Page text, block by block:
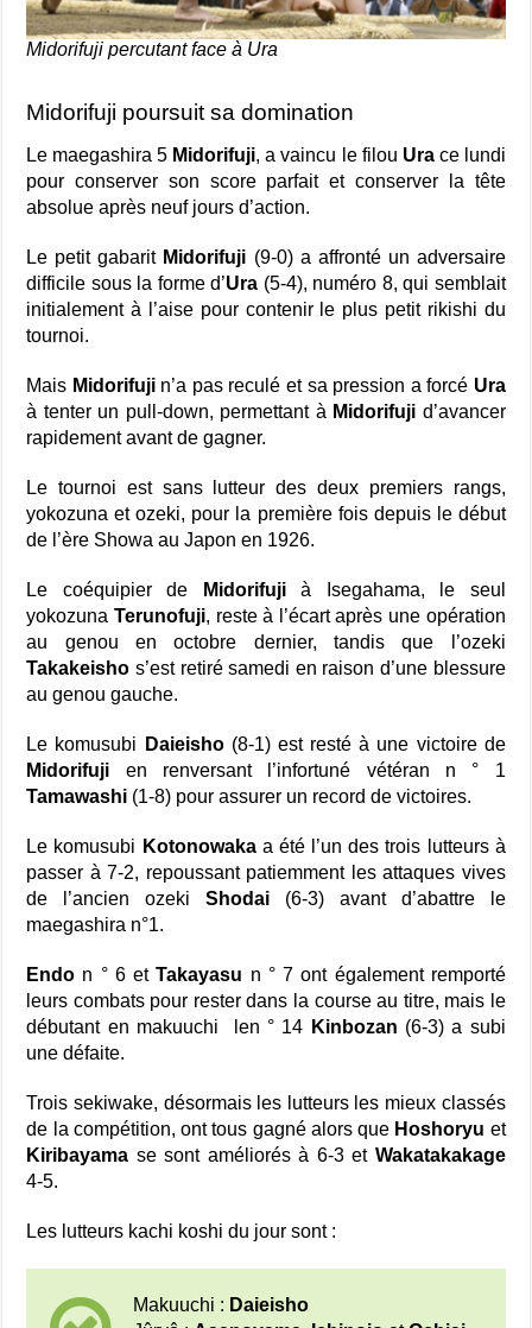
Midorifuji percutant face à Ura
Midorifuji poursuit sa domination
Le maegashira 5 Midorifuji, a vaincu le filou Urace lundi
pour conserver son score parfait et conserver la tête
absolue après neuf jours d’action.
Le petit gabarit Midorifuji (9-0) a affronté un adversaire
difficile sous la forme d’Ura (5-4), numéro 8, qui semblait
initialement à l’aise pour contenir le plus petit rikishi du
tournoi.
Mais Midorifujin’a pas reculé et sa pression a forcé Ura
à tenter un pull-down, permettant à Midorifuji d’avancer
rapidement avant de gagner.
Le tournoi est sans lutteur des deux premiers rangs,
yokozuna et ozeki, pour la première fois depuis le début
de l’ère Showa au Japon en 1926.
Le coéquipier de Midorifujià Isegahama, le seul
yokozuna Terunofuji, reste à l’écart après une opération
au genou en octobre dernier, tandis que l’ozeki
Takakeisho s’est retiré samedi en raison d’une blessure
au genou gauche.
Le komusubi Daieisho(8-1) est resté à une victoire de
Midorifuji en renversant l’infortuné vétéran n ° 1
Tamawashi (1-8) pour assurer un record de victoires.
Le komusubi Kotonowakaa été l’un des trois lutteurs à
passer à 7-2, repoussant patiemment les attaques vives
de l’ancien ozekiShodai (6-3) avant d’abattre le
maegashira n°1.
Endo n ° 6 etTakayasu n ° 7 ont également remporté
leurs combats pour rester dans la course au titre, mais le
débutant en makuuchi len ° 14 Kinbozan (6-3) a subi
une défaite.
Trois sekiwake, désormais les lutteurs les mieux classés
de la compétition, ont tous gagné alors que Hoshoryu et
Kiribayama se sont améliorés à 6-3 et Wakatakakage
4-5.
Les lutteurs kachi koshi du jour sont :
Makuuchi : Daieisho